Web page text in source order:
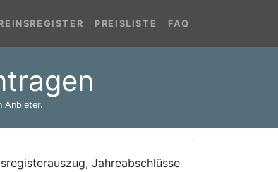
PREISLISTE FAQ
Anbieter.
Jahreabschlüsse